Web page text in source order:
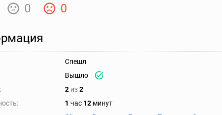
0 0
Спешл
Вышло
2 из2
1 час 12 минут